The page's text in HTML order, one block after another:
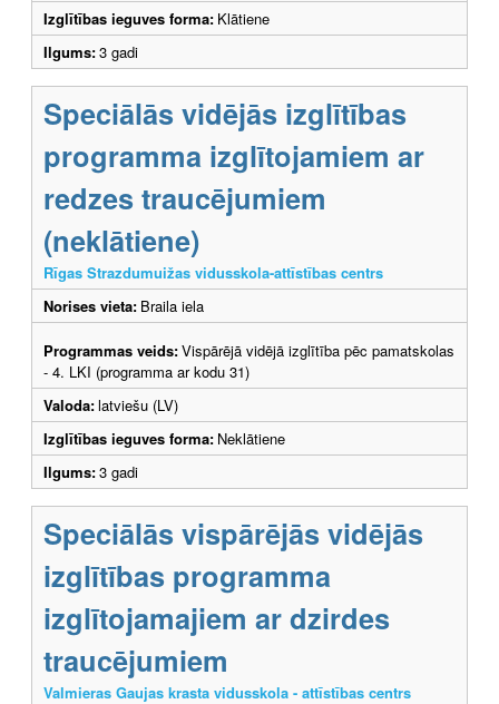
Izglītības ieguves forma: Klātiene
Ilgums:3 gadi
Speciālās vidējās izglītības
programma izglītojamiem ar
redzes traucējumiem
(neklātiene)
Rīgas Strazdumuižas vidusskola-attīstības centrs
Norises vieta: Braila iela
Programmas veids:Vispārējā vidējā izglītība pēc pamatskolas
- 4. LKI (programma ar kodu 31)
Valoda:latviešu (LV)
Izglītības ieguves forma: Neklātiene
Ilgums:3 gadi
Speciālās vispārējās vidējās
izglītības programma
izglītojamajiem ar dzirdes
traucējumiem
Valmieras Gaujas krasta vidusskola - attīstības centrs